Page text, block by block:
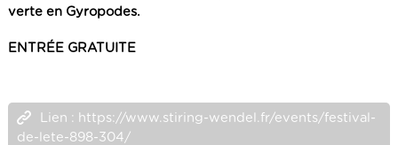
verte en Gyropodes.
ENTRÉE GRATUITE
Lien : https://www.stiring-wendel.fr/events/festival-
de-lete-898-304/